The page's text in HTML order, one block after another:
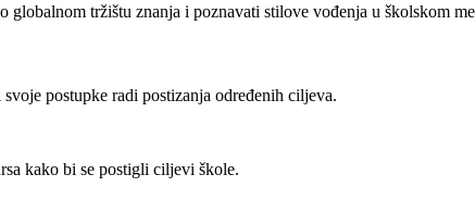
globalnom tržištu znanja i poznavati stilove vođenja u školskom
postupke radi postizanja određenih ciljeva.
kako bi se postigli ciljevi škole.